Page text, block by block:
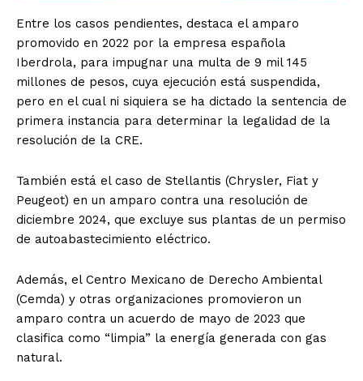
Entre los casos pendientes, destaca el amparo
promovido en 2022 por la empresa española
Iberdrola, para impugnar una multa de 9 mil 145
millones de pesos, cuya ejecución está suspendida,
pero en el cual ni siquiera se ha dictado la sentencia de
primera instancia para determinar la legalidad de la
resolución de la CRE.
También está el caso de Stellantis (Chrysler, Fiat y
Peugeot) en un amparo contra una resolución de
diciembre 2024, que excluye sus plantas de un permiso
de autoabastecimiento eléctrico.
Además, el Centro Mexicano de Derecho Ambiental
(Cemda) y otras organizaciones promovieron un
amparo contra un acuerdo de mayo de 2023 que
clasifica como “limpia” la energía generada con gas
natural.